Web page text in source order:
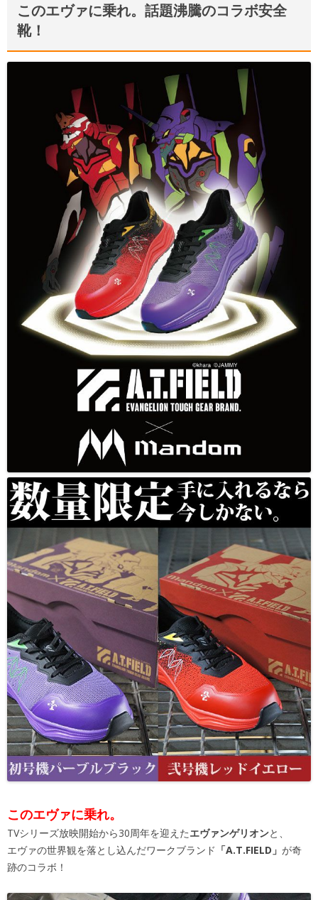
このエヴァに乗れ。話題沸騰のコラボ安全
靴！
このエヴァに乗れ。
TVシリーズ放映開始から30周年を迎えたエヴァンゲリオンと、
エヴァの世界観を落とし込んだワークブランド 「A.T.FIELD」 が奇
跡のコラボ！